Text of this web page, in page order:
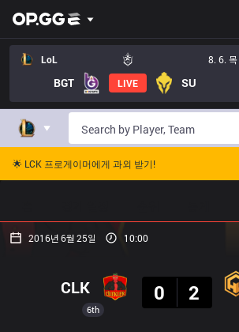
LoL 8. 6. 목
BGT LIVE SU
🌟 LCK 프로게이머에게 과외 받기!
2016년 6월 25일 10:00
6th
CLK
0
2